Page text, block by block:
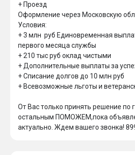
+ Проезд
Оформление через Московскую обл
Условия:
+ 3 млн  руб Единовременная
первого месяца службы
+ 210 тыс руб оклад чистыми
+ Дополнительные выплаты за
+ Списание долгов до 10 млн руб
+ Всевозможные льготы и
От Вас только принять решение по
остальным ПОМОЖЕМ,пока
актуально. Ждем вашего звонка!